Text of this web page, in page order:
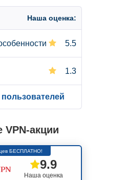
Наша оценка:
5.5
1.3
акции
БЕСПЛАТНО!
Наша оценка
9.9